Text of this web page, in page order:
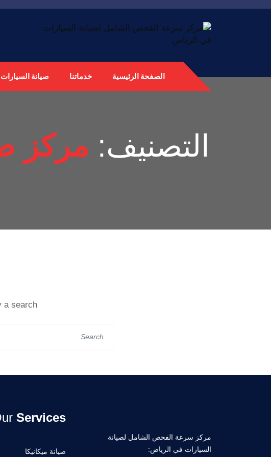
الصفحة الرئيسية خدماتنا صيانة السيارات
التصنيف: مركز
search?
مركز سرعة الفحص الشامل لصيانة
السيارات في الرياض:
Services
صيانة ميكانيكا